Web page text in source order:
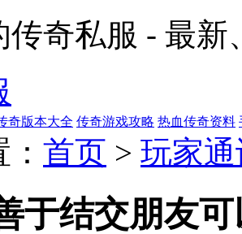
传奇私服 - 最
奇版本大全 传奇游戏攻略 热血传奇资料
首页 > 玩家
于结交朋友